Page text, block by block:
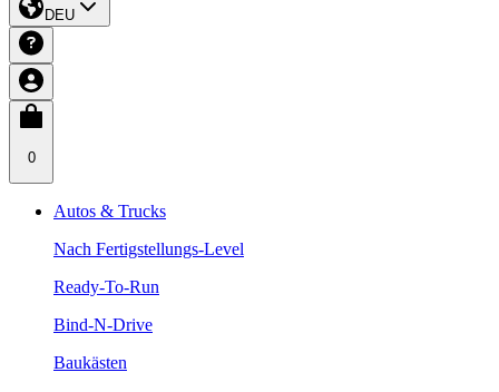
DEU
0
Autos & Trucks
Nach Fertigstellungs-Level
Ready-To-Run
Bind-N-Drive
Baukästen